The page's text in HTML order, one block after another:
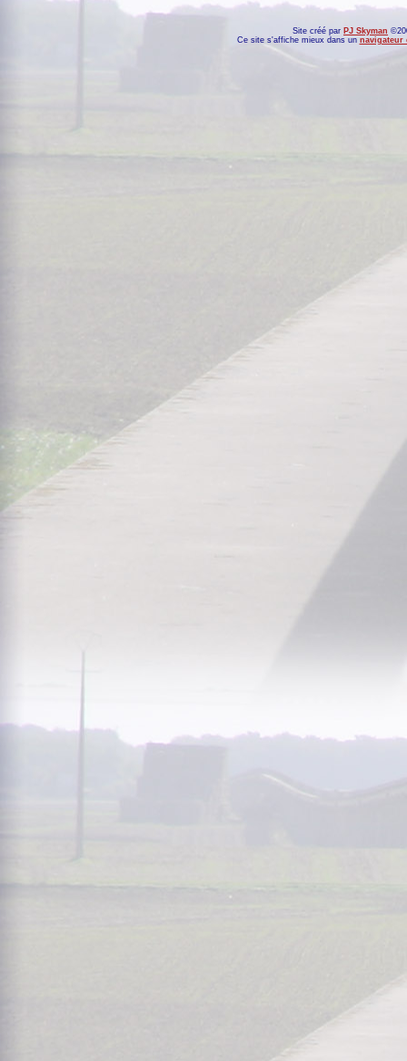
Site créé par PJ Skyman
Ce site s'affiche mieux dans un navigateur